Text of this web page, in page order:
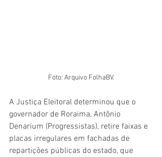
Foto: Arquivo FolhaBV.
A Justiça Eleitoral determinou que o
governador de Roraima, Antônio
Denarium (Progressistas), retire faixas e
placas irregulares em fachadas de
repartições públicas do estado, que